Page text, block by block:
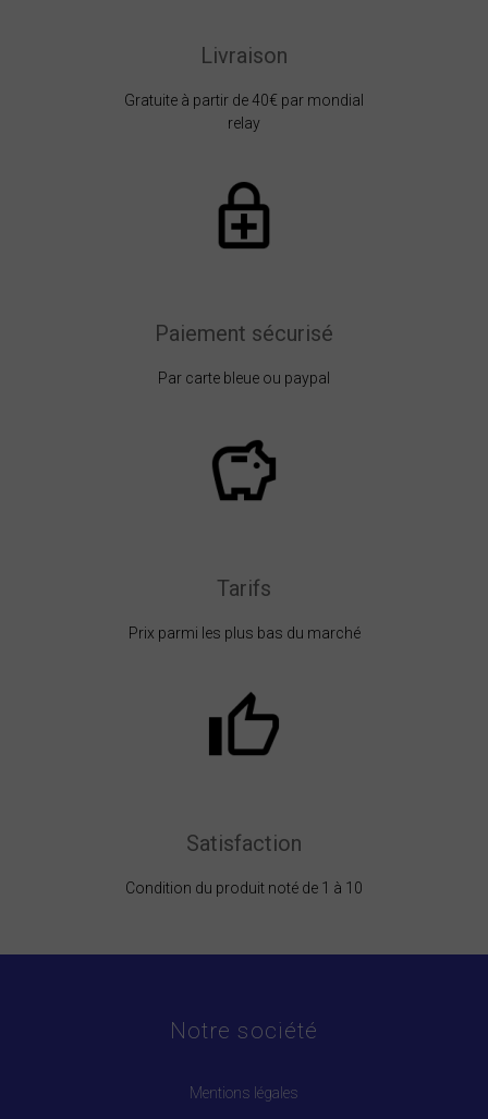
Livraison
Gratuite à partir de 40€ par mondial
relay
Paiement sécurisé
Par carte bleue ou paypal
Tarifs
Prix parmi les plus bas du marché
Satisfaction
Condition du produit noté de 1 à 10
Notre société
Mentions légales